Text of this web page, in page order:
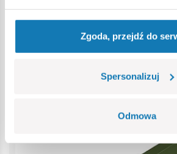
Zgoda, przejdź do
Spersonalizuj
Odmowa
Bestsellery w